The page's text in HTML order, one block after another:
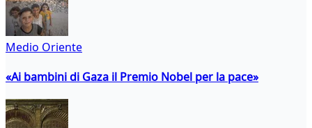
Medio Oriente
«Ai bambini di Gaza il Premio Nobel per la pace»